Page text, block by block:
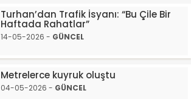
Turhan’dan Trafik İsyanı: “Bu Çile Bir
Haftada Rahatlar”
14-05-2026 - GÜNCEL
Metrelerce kuyruk oluştu
04-05-2026 - GÜNCEL